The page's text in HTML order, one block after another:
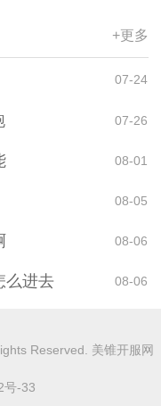
+更多
07-24
07-26
08-01
08-05
08-06
么进去 08-06
Reserved. 美锥开服网
号-33